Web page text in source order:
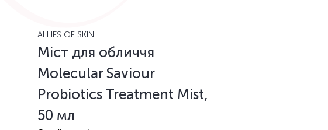
ALLIES OF SKIN
Міст для обличчя
Molecular Saviour
Probiotics Treatment Mist,
50 мл